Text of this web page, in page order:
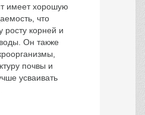
имеет хорошую
что
росту корней и
Он также
почвы и
усваивать